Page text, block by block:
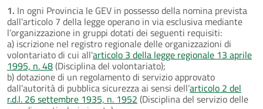
1. In ogni Provincia le GEV in possesso della nomina prevista
dall’articolo 7 della legge operano in via esclusiva mediante
l’organizzazione in gruppi dotati dei seguenti requisiti:
a) iscrizione nel registro regionale delle organizzazioni di
volontariato di cui all’articolo 3 della legge regionale 13 aprile
1995, n. 48(Disciplina del volontariato);
b) dotazione di un regolamento di servizio approvato
dall’autorità di pubblica sicurezza ai sensi dell’articolo 2 del
r.d.l. 26 settembre 1935, n. 1952 (Disciplina del servizio delle